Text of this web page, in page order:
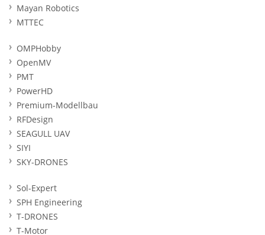
Mayan Robotics
MTTEC
OMPHobby
OpenMV
PMT
PowerHD
Premium-Modellbau
RFDesign
SEAGULL UAV
SIYI
SKY-DRONES
Sol-Expert
SPH Engineering
T-DRONES
T-Motor